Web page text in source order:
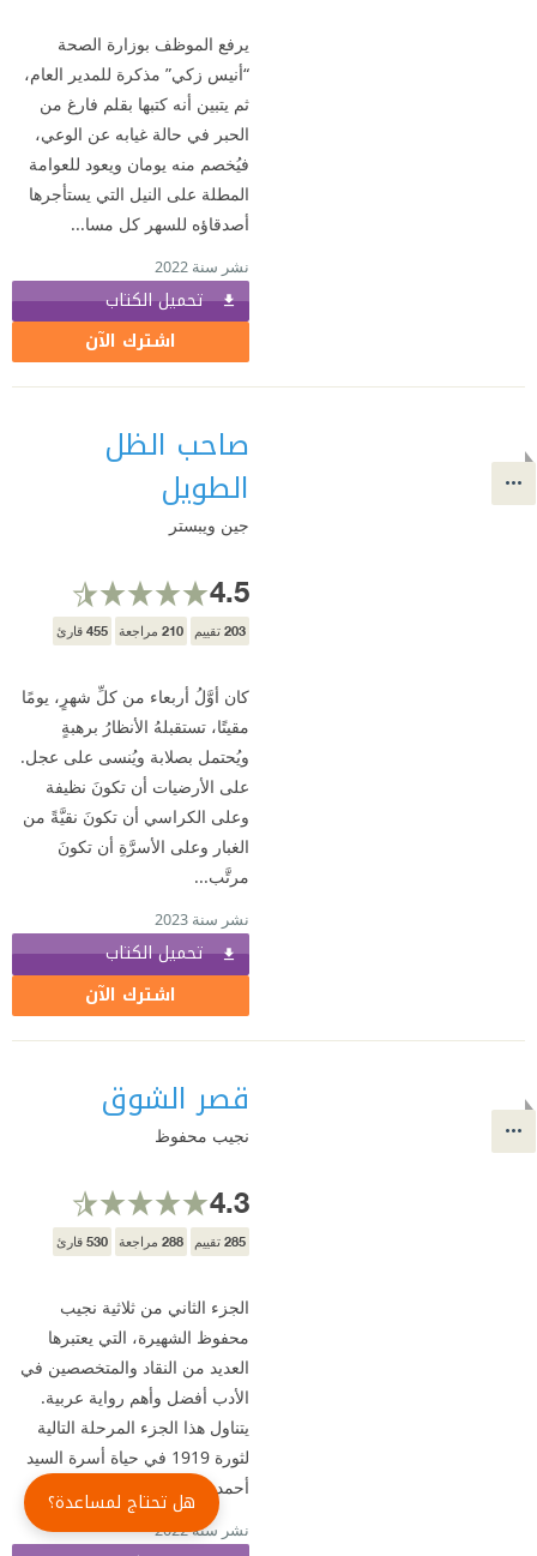
يرفع الموظف بوزارة الصحة
“أنيس زكي” مذكرة للمدير العام،
ثم يتبين أنه كتبها بقلم فارغ من
الحبر في حالة غيابه عن الوعي،
فيُخصم منه يومان ويعود للعوامة
المطلة على النيل التي يستأجرها
أصدقاؤه للسهر كل مسا...
نشر سنة 2022
تحميل الكتاب
اشترك الآن
صاحب الظل
الطويل
جين ويبستر
4.5
203 تقييم 210 مراجعة 455 قارئ
كان أوَّلُ أربعاء من كلِّ شهرٍ، يومًا
مقيتًا، تستقبلهُ الأنظارُ برهبةٍ
ويُحتمل بصلابة ويُنسى على عجل.
على الأرضيات أن تكونَ نظيفة
وعلى الكراسي أن تكونَ نقيَّةً من
الغبار وعلى الأسرَّةِ أن تكونَ
مرتَّب...
نشر سنة 2023
تحميل الكتاب
اشترك الآن
قصر الشوق
نجيب محفوظ
4.3
285 تقييم 288 مراجعة 530 قارئ
الجزء الثاني من ثلاثية نجيب
محفوظ الشهيرة، التي يعتبرها
العديد من النقاد والمتخصصين في
الأدب أفضل وأهم رواية عربية.
يتناول هذا الجزء المرحلة التالية
لثورة 1919 في حياة أسرة السيد
أحمد عبد الجواد، حيث ...
نشر سنة 2022
هل تحتاج لمساعدة؟